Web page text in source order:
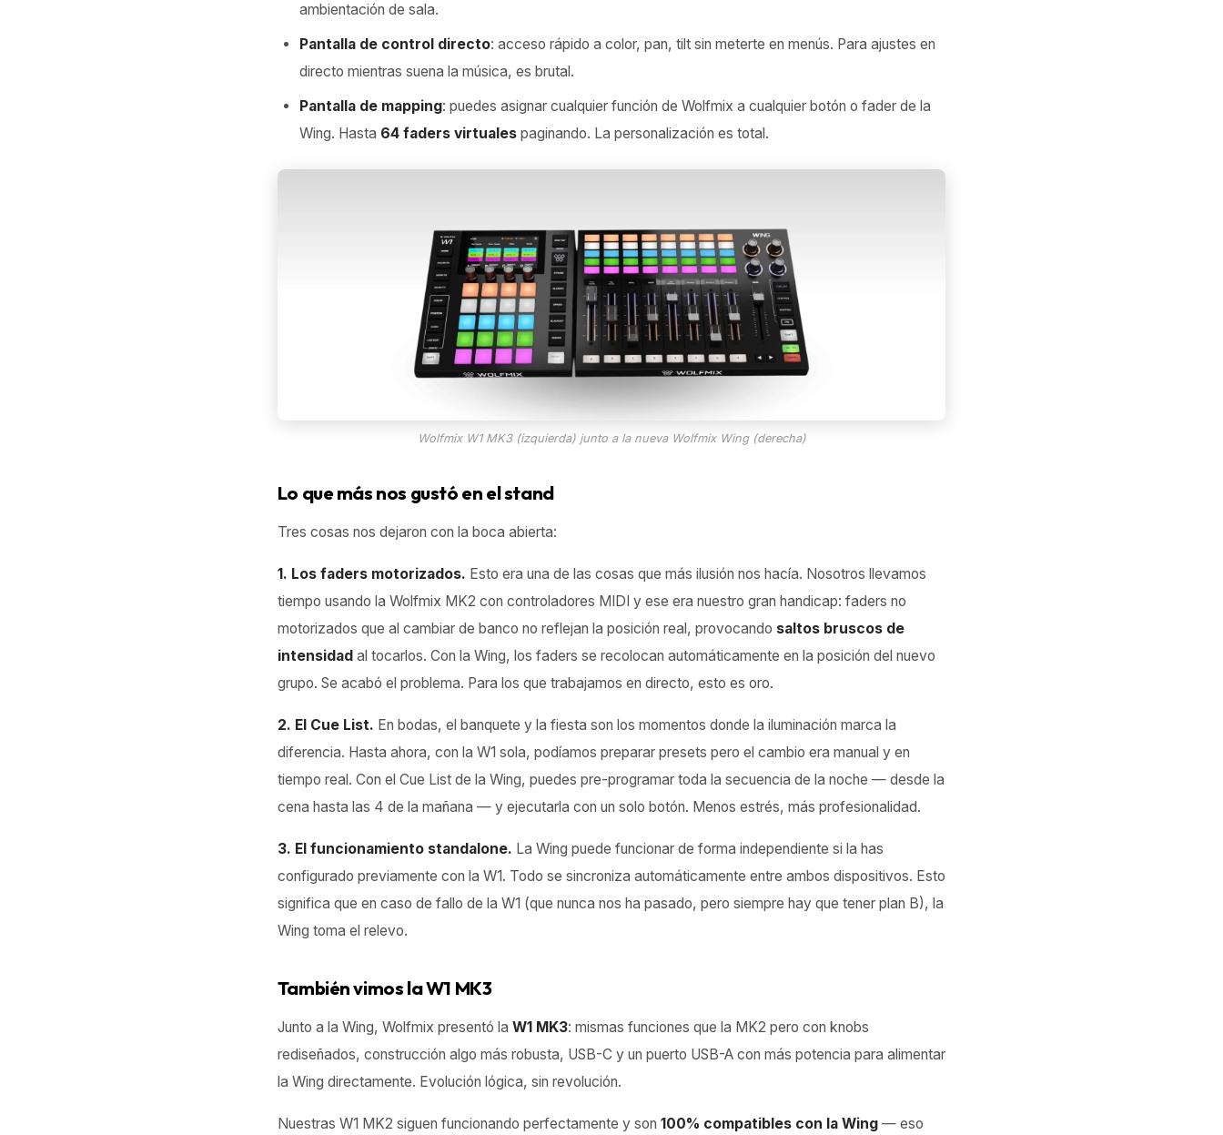
ambientación de sala.
Pantalla de control directo: acceso rápido a color, pan, tilt sin meterte en menús. Para ajustes en
directo mientras suena la música, es brutal.
Pantalla de mapping: puedes asignar cualquier función de Wolfmix a cualquier botón o fader de la
Wing. Hasta 64 faders virtualespaginando. La personalización es total.
Wolfmix W1 MK3 (izquierda) junto a la nueva Wolfmix Wing (derecha)
Lo que más nos gustó en el stand
Tres cosas nos dejaron con la boca abierta:
1. Los faders motorizados. Esto era una de las cosas que más ilusión nos hacía. Nosotros llevamos
tiempo usando la Wolfmix MK2 con controladores MIDI y ese era nuestro gran handicap: faders no
motorizados que al cambiar de banco no reflejan la posición real, provocando saltos bruscos de
intensidadal tocarlos. Con la Wing, los faders se recolocan automáticamente en la posición del nuevo
grupo. Se acabó el problema. Para los que trabajamos en directo, esto es oro.
2. El Cue List. En bodas, el banquete y la fiesta son los momentos donde la iluminación marca la
diferencia. Hasta ahora, con la W1 sola, podíamos preparar presets pero el cambio era manual y en
tiempo real. Con el Cue List de la Wing, puedes pre-programar toda la secuencia de la noche — desde la
cena hasta las 4 de la mañana — y ejecutarla con un solo botón. Menos estrés, más profesionalidad.
3. El funcionamiento standalone. La Wing puede funcionar de forma independiente si la has
configurado previamente con la W1. Todo se sincroniza automáticamente entre ambos dispositivos. Esto
significa que en caso de fallo de la W1 (que nunca nos ha pasado, pero siempre hay que tener plan B), la
Wing toma el relevo.
También vimos la W1 MK3
Junto a la Wing, Wolfmix presentó la W1 MK3: mismas funciones que la MK2 pero con knobs
rediseñados, construcción algo más robusta, USB-C y un puerto USB-A con más potencia para alimentar
la Wing directamente. Evolución lógica, sin revolución.
Nuestras W1 MK2 siguen funcionando perfectamente y son 100% compatibles con la Wing— eso